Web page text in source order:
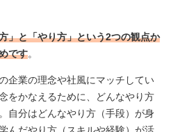
」と「やり方」という2つの観点か
です。
企業の理念や社風にマッチしてい
をかなえるために、どんなやり方
自分はどんなやり方（手段）が身